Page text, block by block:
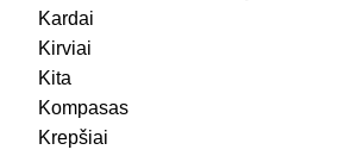
Kardai
Kirviai
Kita
Kompasas
Krepšiai